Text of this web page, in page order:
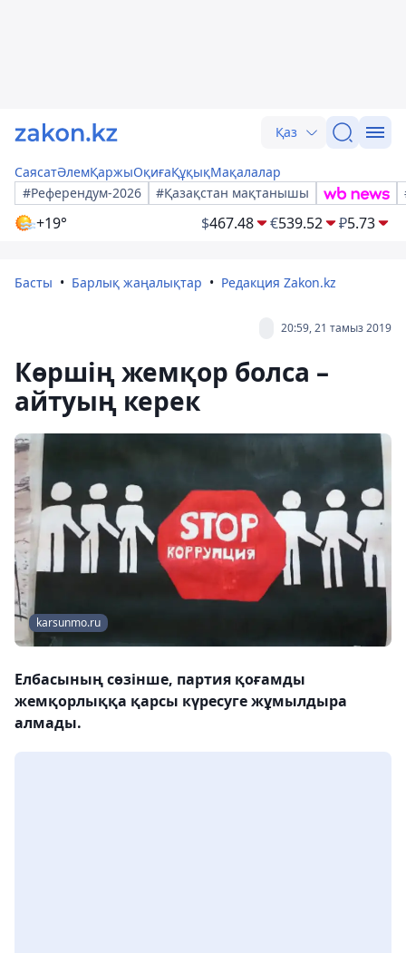
Қаз
СаясатӘлемҚаржыОқиғаҚұқықМақалалар
#Референдум-2026
#Қазақстан мақтанышы
+19° $467.48 €539.52 ₽5.73
Басты Барлық жаңалықтар Редакция Zakon.kz
20:59, 21 тамыз 2019
Көршің жемқор болса –
айтуың керек
karsunmo.ru
Елбасының сөзінше, партия қоғамды
жемқорлыққа қарсы күресуге жұмылдыра
алмады.